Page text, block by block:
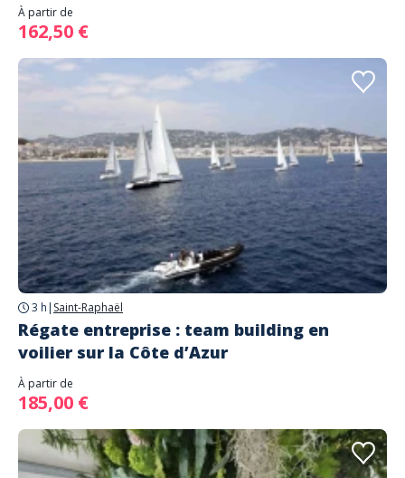
À partir de
162,50 €
3 h | Saint-Raphaël
Régate entreprise : team building en
voilier sur la Côte d’Azur
À partir de
185,00 €